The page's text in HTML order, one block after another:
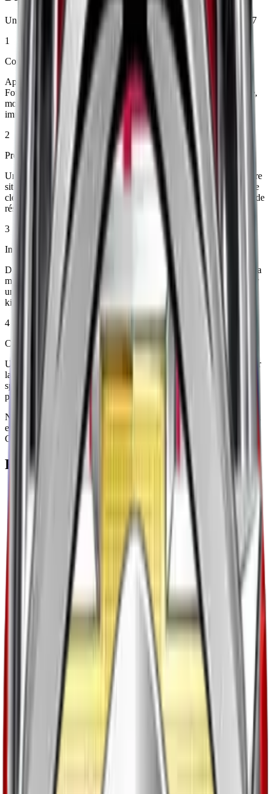
Un service rapide et efficace pour vos pneus crevés, 24h/24 et 7j/7
1
Contactez notre service dépannage
Appelez-nous dès maintenant pour signaler votre crevaison.
Fournissez des détails sur votre localisation et votre véhicule (type,
modèle) pour une prise en charge rapide. Nous confirmons
immédiatement le délai d’arrivée de notre technicien.
2
Préparation et envoi d’un technicien
Un technicien qualifié est dépêché avec l’équipement adapté à votre
situation. Nous préparons les outils nécessaires, tels qu’un cric, une
clé en croix, des pneus de rechange ou des kits de réparation, afin de
résoudre votre problème dans les meilleurs délais.
3
Intervention sur place
Dès son arrivée, notre spécialiste évalue l’état du pneu et identifie la
meilleure solution. Selon le cas, nous remplaçons le pneu crevé par
une roue de secours ou effectuons une réparation sur place avec un
kit de colmatage.
4
Conseils et suivi après dépannage
Une fois la crevaison réparée, nous vous donnons des conseils pour
la conduite et, si nécessaire, nous vous orientons vers un garage
spécialisé pour un remplacement complet ou un contrôle de vos
pneus.
Notre équipe est spécialisée pour intervenir sur vos pneus crevés ou
endommagés dans tout le département des Bouches-du-Rhône.
Contactez-nous 24h/24 pour une assistance rapide !
Restez connecté